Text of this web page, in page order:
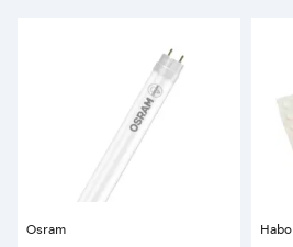
Osram Habo